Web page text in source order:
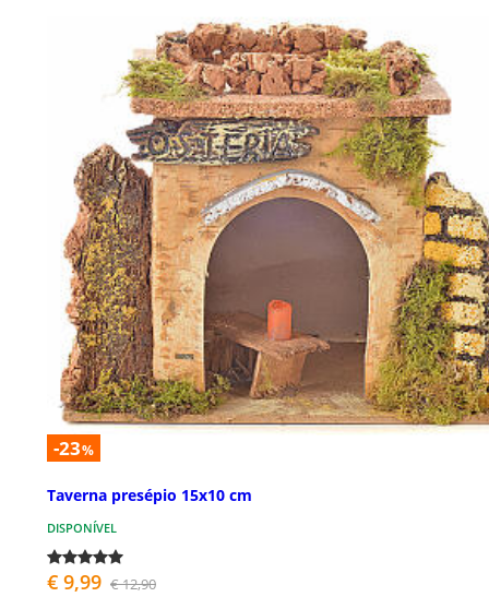
-23%
Taverna presépio 15x10 cm
DISPONÍVEL
€ 9,99 € 12,90